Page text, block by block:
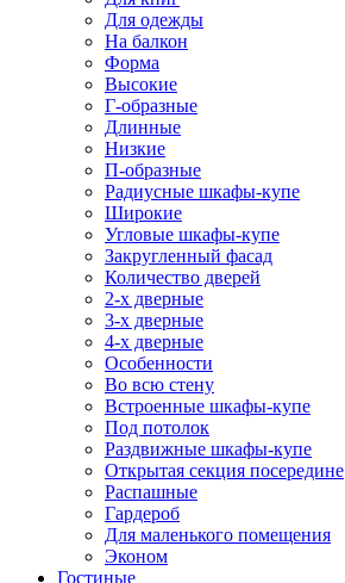
Для одежды
На балкон
Форма
Высокие
Г-образные
Длинные
Низкие
П-образные
Радиусные шкафы-купе
Широкие
Угловые шкафы-купе
Закругленный фасад
Количество дверей
2-х дверные
3-х дверные
4-х дверные
Особенности
Во всю стену
Встроенные шкафы-купе
Под потолок
Раздвижные шкафы-купе
Открытая секция посередине
Распашные
Гардероб
Для маленького помещения
Эконом
Гостиные